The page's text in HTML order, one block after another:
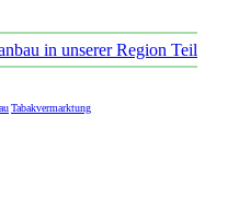
in unserer Region Teil
Tabakvermarktung